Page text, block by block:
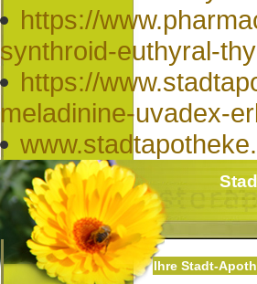
https://
synthroid-euthyral-
https://
meladinine-uvadex-
Ihre Stadt-